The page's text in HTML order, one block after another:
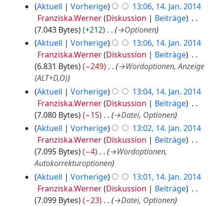
Aktuell
Vorherige
13:06, 14. Jan. 2014
Franziska.Werner Diskussion
Beiträge
7.043 Bytes
+212 →Optionen
Aktuell
Vorherige
13:06, 14. Jan. 2014
Franziska.Werner Diskussion
Beiträge
6.831 Bytes
−249 →Wordoptionen, Anzeige
(ALT+D,O)
Aktuell
Vorherige
13:04, 14. Jan. 2014
Franziska.Werner Diskussion
Beiträge
7.080 Bytes
−15 →Datei, Optionen
Aktuell
Vorherige
13:02, 14. Jan. 2014
Franziska.Werner Diskussion
Beiträge
7.095 Bytes
−4 →Wordoptionen,
Autokorrekturoptionen
Aktuell
Vorherige
13:01, 14. Jan. 2014
Franziska.Werner Diskussion
Beiträge
7.099 Bytes
−23 →Datei, Optionen